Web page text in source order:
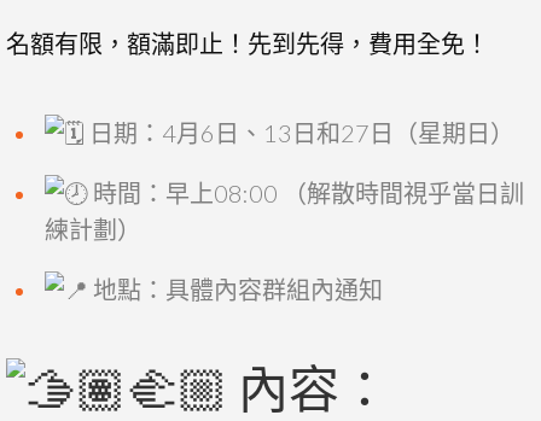
名額有限，額滿即止！先到先得，費用全免！
日期：4月6日、13日和27日（星期日）
時間：早上08:00 （解散時間視乎當日訓
練計劃）
地點：具體內容群組內通知
內容：